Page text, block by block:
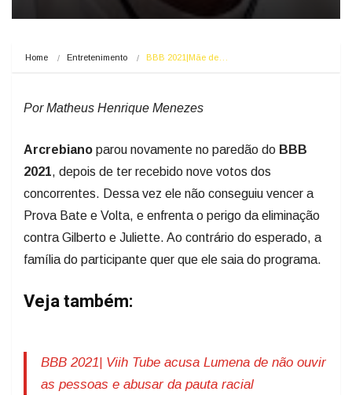
Home Entretenimento BBB 2021|Mãe de…
Por Matheus Henrique Menezes
Arcrebiano parou novamente no paredão do BBB
2021, depois de ter recebido nove votos dos
concorrentes. Dessa vez ele não conseguiu vencer a
Prova Bate e Volta, e enfrenta o perigo da eliminação
contra Gilberto e Juliette. Ao contrário do esperado, a
família do participante quer que ele saia do programa.
Veja também:
BBB 2021| Viih Tube acusa Lumena de não ouvir
as pessoas e abusar da pauta racial